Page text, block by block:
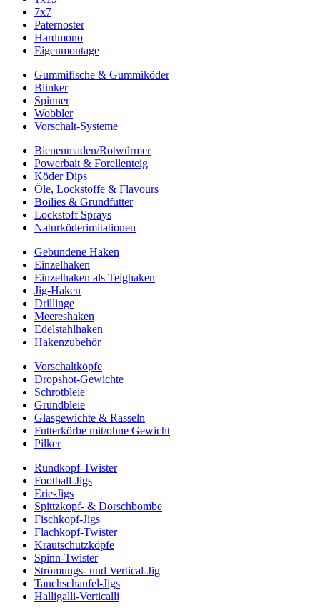
7x7
Paternoster
Hardmono
Eigenmontage
Gummifische & Gummiköder
Blinker
Spinner
Wobbler
Vorschalt-Systeme
Bienenmaden/Rotwürmer
Powerbait & Forellenteig
Köder Dips
Öle, Lockstoffe & Flavours
Boilies & Grundfutter
Lockstoff Sprays
Naturköderimitationen
Gebundene Haken
Einzelhaken
Einzelhaken als Teighaken
Jig-Haken
Drillinge
Meereshaken
Edelstahlhaken
Hakenzubehör
Vorschaltköpfe
Dropshot-Gewichte
Schrotbleie
Grundbleie
Glasgewichte & Rasseln
Futterkörbe mit/ohne Gewicht
Pilker
Rundkopf-Twister
Football-Jigs
Erie-Jigs
Spittzkopf- & Dorschbombe
Fischkopf-Jigs
Flachkopf-Twister
Krautschutzköpfe
Spinn-Twister
Strömungs- und Vertical-Jig
Tauchschaufel-Jigs
Halligalli-Verticalli